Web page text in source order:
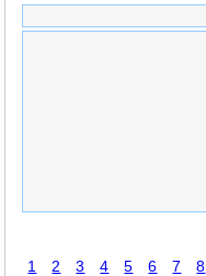
1 2 3 4 5 6 7 8